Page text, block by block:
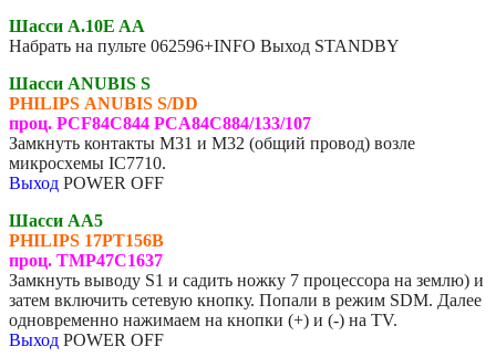
Шасси A.10E AA
Набрать на пульте 062596+INFO Выход STANDBY
Шасси ANUBIS S
PHILIPS ANUBIS S/DD
проц. PCF84C844 PCA84C884/133/107
Замкнуть контакты M31 и M32 (общий провод) возле
микросхемы IC7710.
Выход POWER OFF
Шасси AA5
PHILIPS 17PT156B
проц. TMP47C1637
Замкнуть выводу S1 и садить ножку 7 процессора на землю) и
затем включить сетевую кнопку. Попали в режим SDM. Далее
одновременно нажимаем на кнопки (+) и (-) на TV.
Выход POWER OFF